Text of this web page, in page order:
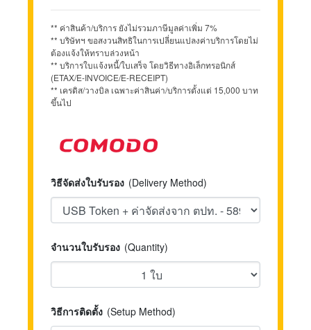
** ค่าสินค้า/บริการ ยังไม่รวมภาษีมูลค่าเพิ่ม 7%
** บริษัทฯ ขอสงวนสิทธิในการเปลี่ยนแปลงค่าบริการโดยไม่
ต้องแจ้งให้ทราบล่วงหน้า
** บริการใบแจ้งหนี้/ใบเสร็จ โดยวิธีทางอิเล็กทรอนิกส์
(ETAX/E-INVOICE/E-RECEIPT)
** เครดิส/วางบิล เฉพาะค่าสินค่า/บริการตั้งแต่ 15,000 บาท
ขึ้นไป
วิธีจัดส่งใบรับรอง (Delivery Method)
จำนวนใบรับรอง (Quantity)
วิธีการติดตั้ง (Setup Method)